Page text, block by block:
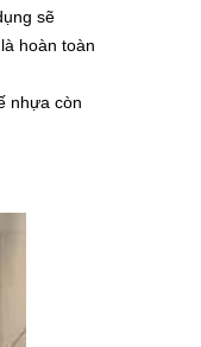
sẽ
hoàn toàn
nhựa còn